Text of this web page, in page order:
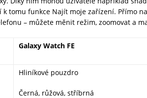
k tomu funkce Najít moje zařízení. Přímo
– můžete měnit režim, zoomovat a
Galaxy Watch FE
Hliníkové pouzdro
Černá, růžová, stříbrná